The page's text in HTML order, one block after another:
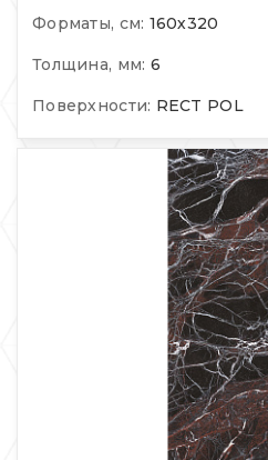
Форматы, см: 160х320
Толщина, мм: 6
Поверхности: RECT POL